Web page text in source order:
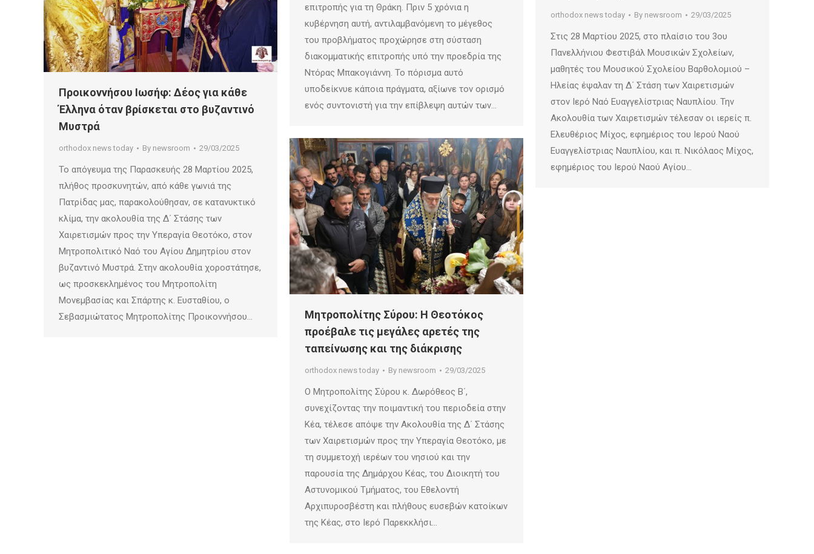
επιτροπής για τη Θράκη. Πριν 5 χρόνια η
κυβέρνηση αυτή, αντιλαμβανόμενη το μέγεθος
του προβλήματος προχώρησε στη σύσταση
διακομματικής επιτροπής υπό την προεδρία της
Ντόρας Μπακογιάννη. Το πόρισμα αυτό
υποδείκνυε κάποια πράγματα, αξίωνε τον ορισμό
ενός συντονιστή για την επίβλεψη αυτών των…
orthodox news today By newsroom 29/03/2025
Στις 28 Μαρτίου 2025, στο πλαίσιο του 3ου
Πανελλήνιου Φεστιβάλ Μουσικών Σχολείων,
μαθητές του Μουσικού Σχολείου Βαρθολομιού –
Ηλείας έψαλαν τη Δ΄ Στάση των Χαιρετισμών
στον Ιερό Ναό Ευαγγελίστριας Ναυπλίου. Την
Ακολουθία των Χαιρετισμών τέλεσαν οι ιερείς π.
Ελευθέριος Μίχος, εφημέριος του Ιερού Ναού
Ευαγγελίστριας Ναυπλίου, και π. Νικόλαος Μίχος,
εφημέριος του Ιερού Ναού Αγίου…
Προικοννήσου Ιωσήφ: Δέος για κάθε
Έλληνα όταν βρίσκεται στο βυζαντινό
Μυστρά
orthodox news today By newsroom 29/03/2025
Το απόγευμα της Παρασκευής 28 Μαρτίου 2025,
πλήθος προσκυνητών, από κάθε γωνιά της
Πατρίδας μας, παρακολούθησαν, σε κατανυκτικό
κλίμα, την ακολουθία της Δ΄ Στάσης των
Χαιρετισμών προς την Υπεραγία Θεοτόκο, στον
Μητροπολιτικό Ναό του Αγίου Δημητρίου στον
βυζαντινό Μυστρά. Στην ακολουθία χοροστάτησε,
ως προσκεκλημένος του Μητροπολίτη
Μονεμβασίας και Σπάρτης κ. Ευσταθίου, ο
Σεβασμιώτατος Μητροπολίτης Προικοννήσου…
Μητροπολίτης Σύρου: Η Θεοτόκος
προέβαλε τις μεγάλες αρετές της
ταπείνωσης και της διάκρισης
orthodox news today By newsroom 29/03/2025
Ο Μητροπολίτης Σύρου κ. Δωρόθεος Β΄,
συνεχίζοντας την ποιμαντική του περιοδεία στην
Κέα, τέλεσε απόψε την Ακολουθία της Δ΄ Στάσης
των Χαιρετισμών προς την Υπεραγία Θεοτόκο, με
τη συμμετοχή ιερέων του νησιού και την
παρουσία της Δημάρχου Κέας, του Διοικητή του
Αστυνομικού Τμήματος, του Εθελοντή
Αρχιπυροσβέστη και πλήθους ευσεβών κατοίκων
της Κέας, στο Ιερό Παρεκκλήσι…